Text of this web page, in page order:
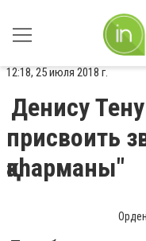
12:18, 25 июля 2018 г.
Денису
присвоить
қаhарманы"